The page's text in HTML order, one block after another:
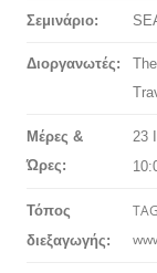
Σεμινάριο:
Διοργανωτές:
Μέρες &
Ώρες:
23
Τόπος
διεξαγωγής: